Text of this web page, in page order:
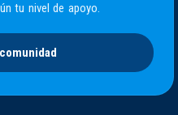
tu nivel de apoyo.